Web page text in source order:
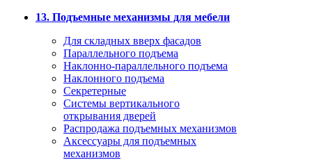
13. Подъемные механизмы для мебели
Для складных вверх фасадов
Параллельного подъема
Наклонно-параллельного подъема
Наклонного подъема
Секретерные
Системы вертикального
открывания дверей
Распродажа подъемных механизмов
Аксессуары для подъемных
механизмов